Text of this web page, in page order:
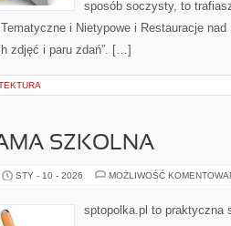
sposób soczysty, to
i Nietypowe i Restauracje
zdjęć i paru zdań”. […]
SZKOLNA
STY - 10 - 2026 MOŻLIWOŚĆ
sptopolka.pl to praktyczna